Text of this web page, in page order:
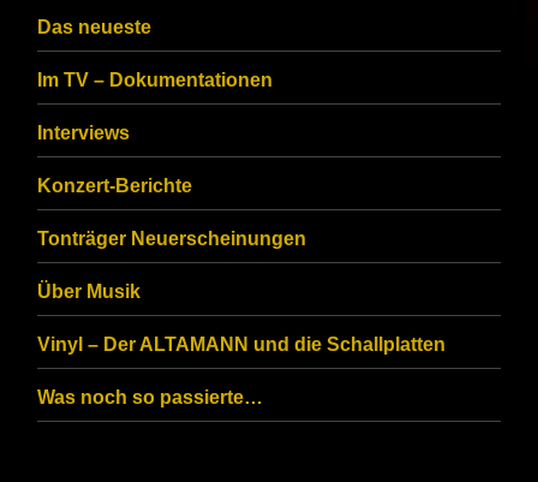
Das neueste
Im TV – Dokumentationen
Interviews
Konzert-Berichte
Tonträger Neuerscheinungen
Über Musik
Vinyl – Der ALTAMANN und die Schallplatten
Was noch so passierte…